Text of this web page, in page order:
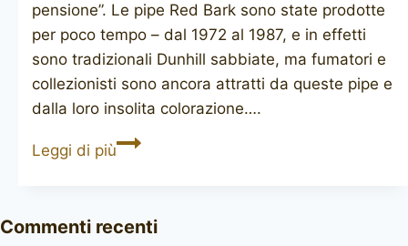
pensione”. Le pipe Red Bark sono state prodotte
per poco tempo – dal 1972 al 1987, e in effetti
sono tradizionali Dunhill sabbiate, ma fumatori e
collezionisti sono ancora attratti da queste pipe e
dalla loro insolita colorazione….
Leggi di piùDUNHILL
Commenti recenti